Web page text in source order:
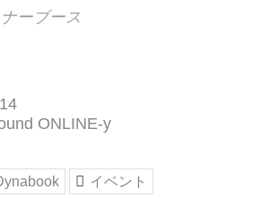
ーブース
ONLINE-y
イベント